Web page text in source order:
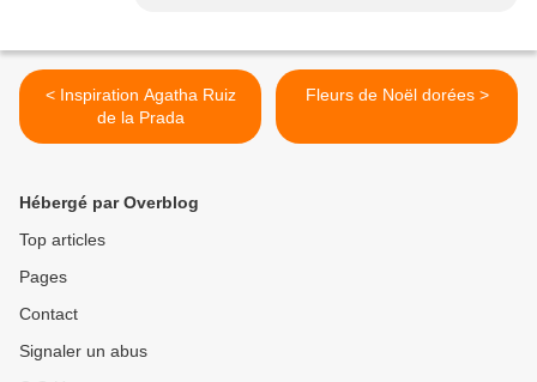
< Inspiration Agatha Ruiz
de la Prada
Fleurs de Noël dorées >
Hébergé par Overblog
Top articles
Pages
Contact
Signaler un abus